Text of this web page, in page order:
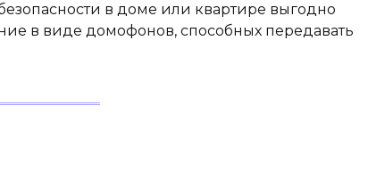
в доме или квартире выгодно
в виде домофонов, способных передавать